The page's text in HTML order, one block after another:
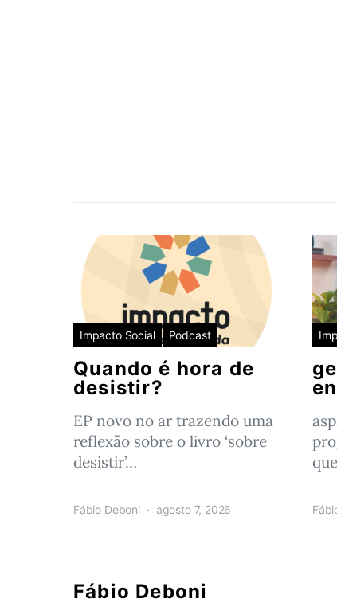
Impacto Social Podcast
Quando é hora de
desistir?
EP novo no ar trazendo uma
reflexão sobre o livro ‘sobre
desistir’…
Fábio Deboni agosto 7, 2026
Fábio Deboni